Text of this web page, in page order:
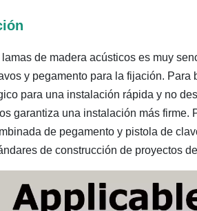
de madera acústicos es muy
y pegamento para la fijación.
para una instalación rápida y no
garantiza una instalación más
de pegamento y pistola de
de construcción de proyectos